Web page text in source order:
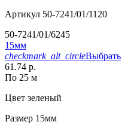
Артикул 50-7241/01/1120
50-7241/01/6245
15мм
checkmark_alt_circleВыбрать
61.74 р.
По 25 м
Цвет зеленый
Размер 15мм